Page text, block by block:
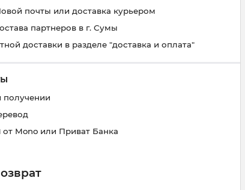
почты или доставка курьером
партнеров в г. Сумы
доставки в разделе "доставка и оплата"
от Mono или Приват Банка